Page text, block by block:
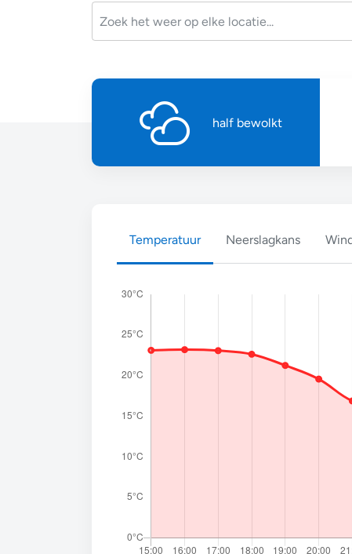
half bewolkt
Temperatuur Neerslagkans